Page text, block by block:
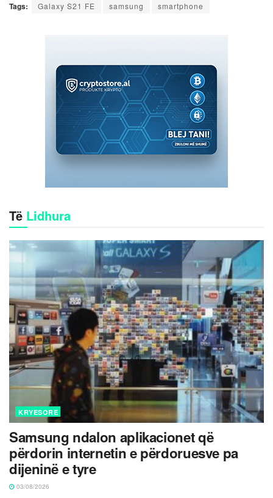
Tags: Galaxy S21 FE samsung smartphone
Të Lidhura
KRYESORE
Samsung ndalon aplikacionet që
përdorin internetin e përdoruesve pa
dijeninë e tyre
03/08/2026